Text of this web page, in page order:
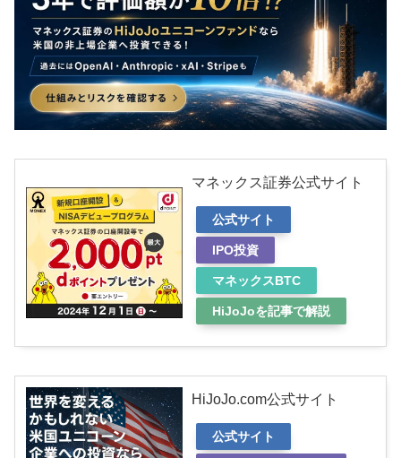
マネックス証券公式サイト
公式サイト
IPO投資
マネックスBTC
HiJoJoを記事で解説
HiJoJo.com公式サイト
公式サイト